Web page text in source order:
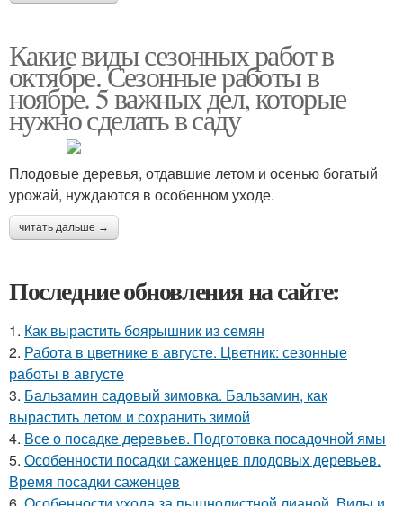
Какие виды сезонных работ в
октябре. Сезонные работы в
ноябре. 5 важных дел, которые
нужно сделать в саду
Плодовые деревья, отдавшие летом и осенью богатый
урожай, нуждаются в особенном уходе.
читать дальше →
Последние обновления на сайте:
1. Как вырастить боярышник из семян
2. Работа в цветнике в августе. Цветник: сезонные
работы в августе
3. Бальзамин садовый зимовка. Бальзамин, как
вырастить летом и сохранить зимой
4. Все о посадке деревьев. Подготовка посадочной ямы
5. Особенности посадки саженцев плодовых деревьев.
Время посадки саженцев